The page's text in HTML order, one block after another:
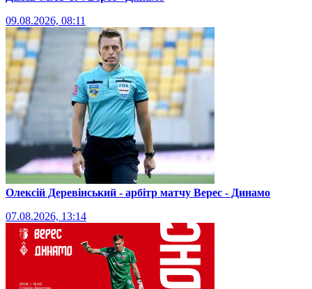
09.08.2026, 08:11
Олексій Деревінський - арбітр матчу Верес - Динамо
07.08.2026, 13:14